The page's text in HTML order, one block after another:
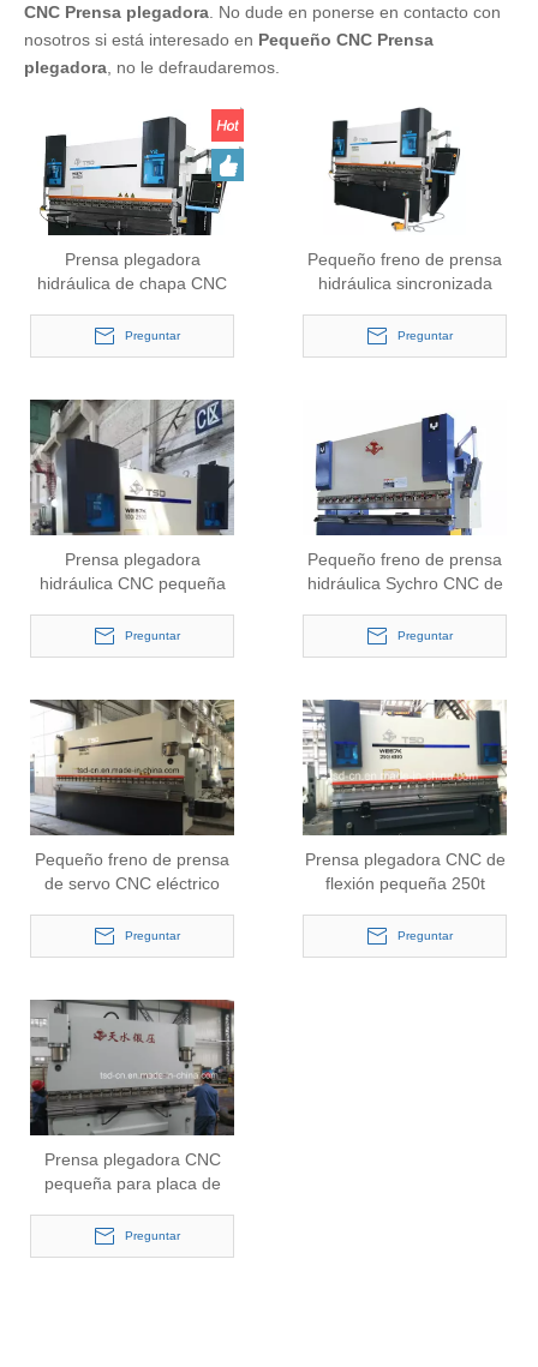
CNC Prensa plegadora . No dude en ponerse en contacto con
nosotros si está interesado en Pequeño CNC Prensa
plegadora , no le defraudaremos.
Prensa plegadora
hidráulica de chapa CNC
160/3200)
Preguntar
Pequeño freno de prensa
hidráulica sincronizada
160/4000)
Preguntar
Prensa plegadora
hidráulica CNC pequeña
100/2500)
Preguntar
Pequeño freno de prensa
hidráulica Sychro CNC de
100/3200)
Preguntar
Pequeño freno de prensa
de servo CNC eléctrico
250/5000)
Preguntar
Prensa plegadora CNC de
flexión pequeña 250t
Preguntar
Prensa plegadora CNC
pequeña para placa de
Preguntar